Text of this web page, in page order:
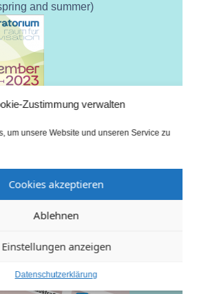
Zustimmung verwalten
um unsere Website und unseren Service zu
Cookies akzeptieren
Ablehnen
Einstellungen anzeigen
Datenschutzerklärung
and summer)